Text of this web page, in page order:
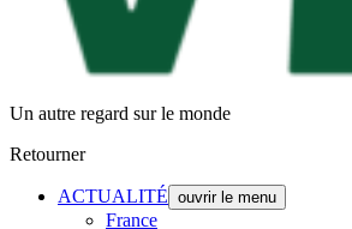
Un autre regard sur le monde
Retourner
ACTUALITÉ ouvrir le menu
France